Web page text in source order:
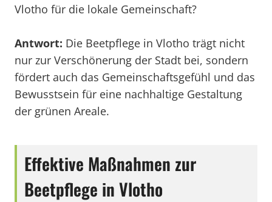
Vlotho für die lokale Gemeinschaft?
Antwort: Die Beetpflege in Vlotho trägt nicht
nur zur Verschönerung der Stadt bei, sondern
fördert auch das Gemeinschaftsgefühl und das
Bewusstsein für eine nachhaltige Gestaltung
der grünen Areale.
Effektive Maßnahmen zur
Beetpflege in Vlotho